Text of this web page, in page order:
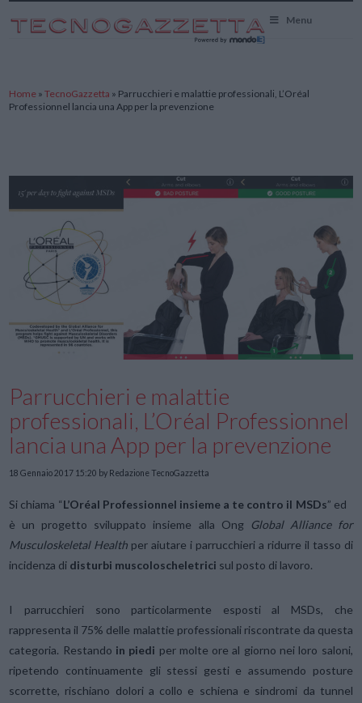
Menu
Home »TecnoGazzetta » Parrucchieri e malattie professionali, L’Oréal
Professionnel lancia una App per la prevenzione
Parrucchieri e malattie
professionali, L’Oréal Professionnel
lancia una App per la prevenzione
18 Gennaio 2017 15:20 by Redazione TecnoGazzetta
Si chiama “L’Oréal Professionnel insieme a te contro il MSDs” ed
è un progetto sviluppato insieme alla Ong Global Alliance for
Musculoskeletal Health per aiutare i parrucchieri a ridurre il tasso di
incidenza di disturbi muscoloscheletrici sul posto di lavoro.
I parrucchieri sono particolarmente esposti al MSDs, che
rappresenta il 75% delle malattie professionali riscontrate da questa
categoria. Restando in piedi per molte ore al giorno nei loro saloni,
ripetendo continuamente gli stessi gesti e assumendo posture
scorrette, rischiano dolori a collo e schiena e sindromi da tunnel